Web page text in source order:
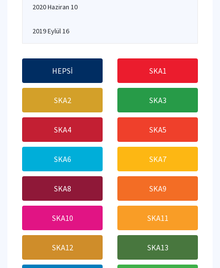
2020 Haziran 10
2019 Eylül 16
HEPSİ SKA1
SKA2 SKA3
SKA4 SKA5
SKA6 SKA7
SKA8 SKA9
SKA10 SKA11
SKA12 SKA13